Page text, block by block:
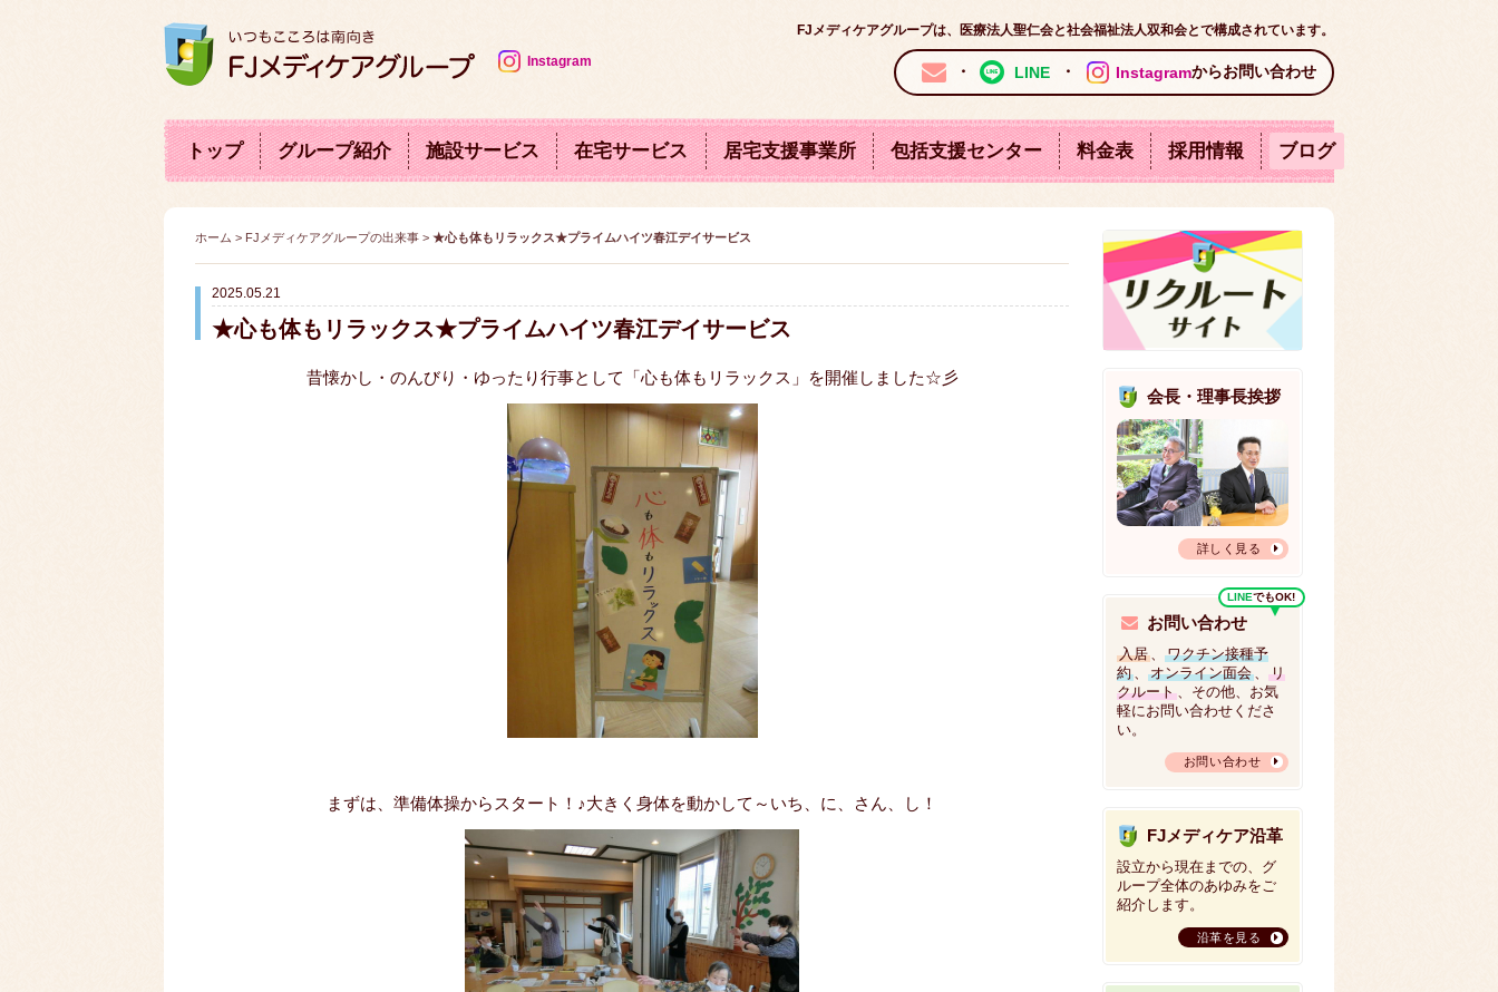
Instagram
FJメディケアグループは、医療法人聖仁会と社会福祉法人双和会とで構成されています。
・ LINE ・ Instagramからお問い合わせ
トップ
「食」
にこだ
わる
盛
ん
な
流
Ａ
Ｃ
Ｐ
議)
グループ紹介
料
金
表
会
長・
理事
採
用
情
施設サービス
介護老人福祉施設
在宅サービス
デイサービス ショートステイ
居宅支援事業所 包括支援センター
坂井市春江地域包括支援センター 坂井市丸岡地域包括支援センター
料金表 採用情報 ブログ
ホーム > FJメディケアグループの出来事 > ★心も体もリラックス★プライムハイツ春江デイサービス
2025.05.21
★心も体もリラックス★プライムハイツ春江デイサービス
昔懐かし・のんびり・ゆったり行事として「心も体もリラックス」を開催しました☆彡
まずは、準備体操からスタート！♪大きく身体を動かして～いち、に、さん、し！
会長・理事長挨拶
詳しく見る
お問い合わせ
LINEでもOK!
入居、
ワクチン接種予
約、 オンライン面会、
リ
クルート、その他、お気
軽にお問い合わせくださ
い。
お問い合わせ
FJメディケア沿革
設立から現在までの、グ
ループ全体のあゆみをご
紹介します。
沿革を見る